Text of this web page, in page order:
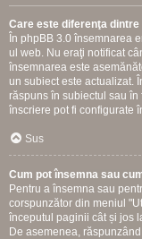
Care este diferenţa
În phpBB 3.0 însemnarea
ul web. Nu eraţi notificat
însemnarea este
un subiect este actualizat.
răspuns în subiectul sau
înscriere pot fi configurate
Sus
Cum pot însemna sau
Pentru a însemna sau
corspunzător din meniul
începutul paginii cât și jos
De asemenea,